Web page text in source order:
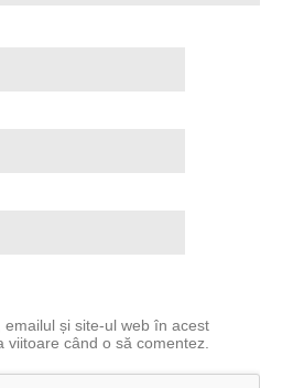
emailul și site-ul web în acest
viitoare când o să comentez.